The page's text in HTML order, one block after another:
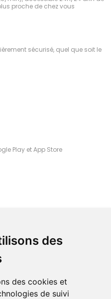
des
des cookies et
de suivi
proche de chez vous
sécurisé, quel que soit le
Play et App Store
votre commande à Amiens
ou recevez-là rapidement